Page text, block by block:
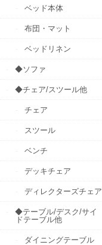
ベッド本体
布団・マット
ベッドリネン
◆ソファ
◆チェア/スツール他
チェア
スツール
ベンチ
デッキチェア
ディレクターズチェア
◆テーブル/デスク/サイ
ドテーブル他
ダイニングテーブル